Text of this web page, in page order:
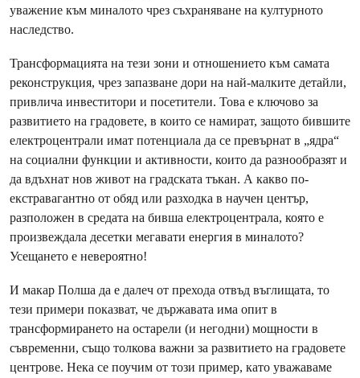
уважение към миналото чрез съхраняване на културното
наследство.
Трансформацията на тези зони и отношението към самата
реконструкция, чрез запазване дори на най-малките детайли,
привлича инвеститори и посетители. Това е ключово за
развитието на градовете, в които се намират, защото бившите
електроцентрали имат потенциала да се превърнат в „ядра“
на социални функции и активности, които да разнообразят и
да вдъхнат нов живот на градската тъкан. А какво по-
екстравагантно от обяд или разходка в научен център,
разположен в средата на бивша електроцентрала, която е
произвеждала десетки мегавати енергия в миналото?
Усещането е невероятно!
И макар Полша да е далеч от прехода отвъд въглищата, то
тези примери показват, че държавата има опит в
трансформирането на остарели (и негодни) мощности в
съвременни, също толкова важни за развитието на градовете
центрове. Нека се поучим от този пример, като уважаваме